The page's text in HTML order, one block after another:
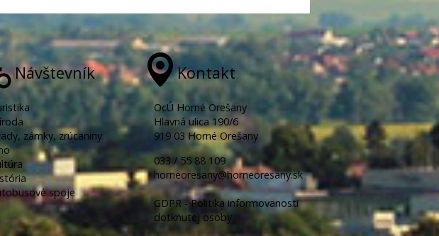
Návštevník
zámky, zrúcaniny
spoje
Kontakt
OcÚ Horné Orešany
Hlavná ulica 190/6
919 03 Horné Orešany
033 / 55 88 109
horneoresany@horneoresany.sk
GDPR - Politika informovanosti
dotknutej osoby